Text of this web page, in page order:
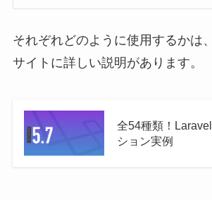
それぞれどのように使用するかは
サイトに詳しい説明があります。
全54種類！
ション実例